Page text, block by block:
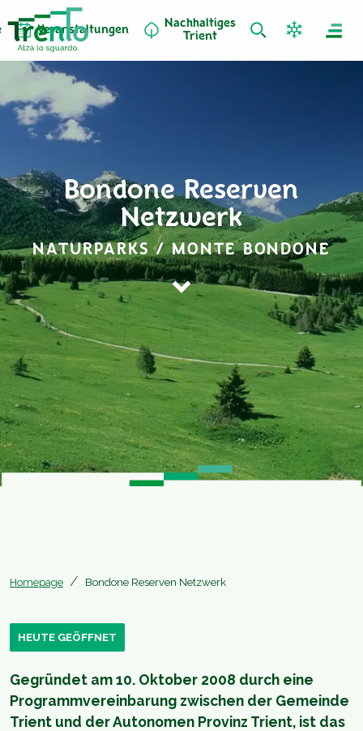
Veranstaltungen
Nachhaltiges
Trient
Bondone Reserven
Netzwerk
NATURPARKS / MONTE BONDONE
Homepage Bondone Reserven Netzwerk
HEUTE GEÖFFNET
Gegründet am 10. Oktober 2008 durch eine
Programmvereinbarung zwischen der Gemeinde
Trient und der Autonomen Provinz Trient, ist das